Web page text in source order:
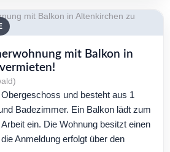
mit Balkon in
und besteht aus 1
Badezimmer. Ein Balkon lädt zum
ein. Die Wohnung besitzt einen
Anmeldung erfolgt über den